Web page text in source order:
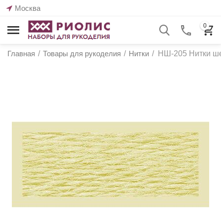
Москва
0
Главная / Товары для рукоделия / Нитки / НШ-205 Нитки